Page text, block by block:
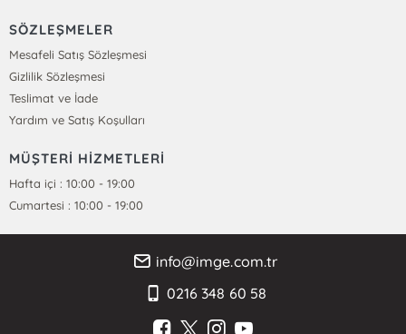
SÖZLEŞMELER
Mesafeli Satış Sözleşmesi
Gizlilik Sözleşmesi
Teslimat ve İade
Yardım ve Satış Koşulları
MÜŞTERİ HİZMETLERİ
Hafta içi : 10:00 - 19:00
Cumartesi : 10:00 - 19:00
info@imge.com.tr
0216 348 60 58